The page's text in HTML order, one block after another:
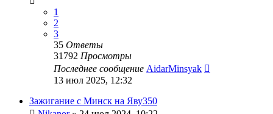
1
2
3
35 Ответы
31792 Просмотры
Последнее сообщение AidarMinsyak
13 июл 2025, 12:32
Зaжигaние с Минск нa Яву350